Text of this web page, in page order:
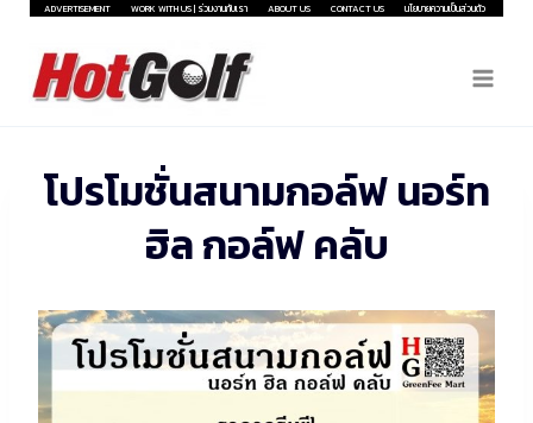
Skip
content
ADVERTISEMENT WORK WITH US | ร่วมงานกับเรา ABOUT US CONTACT US นโยบายความเป็นส่วนตัว
โปรโมชั่นสนามกอล์ฟ นอร์ท
ฮิล กอล์ฟ คลับ